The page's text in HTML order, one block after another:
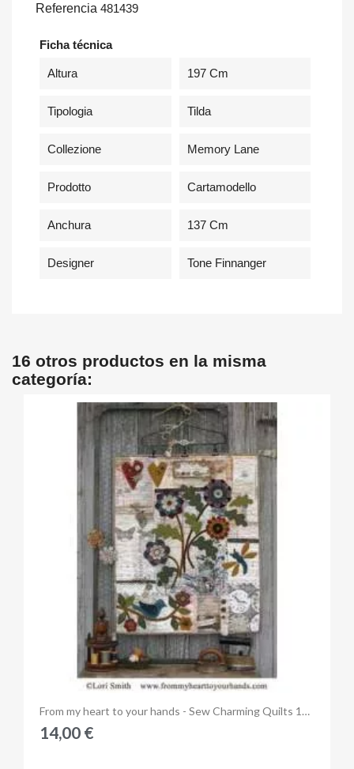
Referencia 481439
Ficha técnica
Altura 197 Cm
Tipologia Tilda
Collezione Memory Lane
Prodotto Cartamodello
Anchura 137 Cm
Designer Tone Finnanger
16 otros productos en la misma
categoría:
Anteprima From my heart to your hands - Sew Charming Quilts 12 - Cartamodello, Lori Smith Quilts
14,00 €